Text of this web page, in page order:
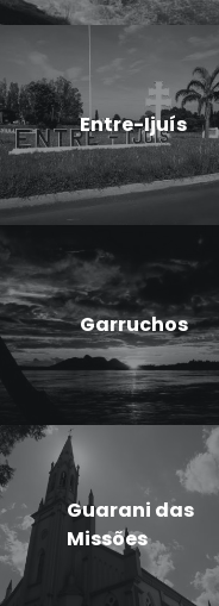
Entre-Ijuís
Garruchos
Guarani das
Missões